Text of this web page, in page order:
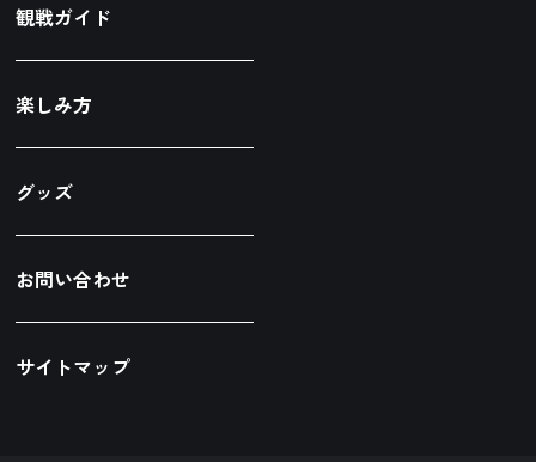
観戦ガイド
楽しみ方
グッズ
お問い合わせ
サイトマップ